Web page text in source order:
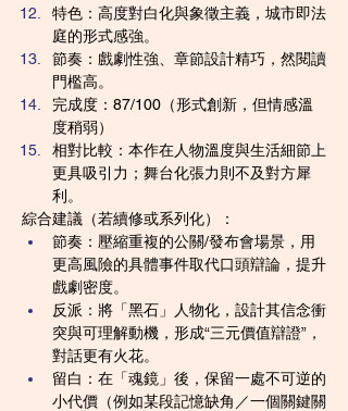
特色：高度對白化與象徵主義，城市即法
庭的形式感強。
節奏：戲劇性強、章節設計精巧，然閱讀
門檻高。
完成度：87/100（形式創新，但情感溫
度稍弱）
相對比較：本作在人物溫度與生活細節上
更具吸引力；舞台化張力則不及對方犀
利。
綜合建議（若續修或系列化）：
節奏：壓縮重複的公關/發布會場景，用
更高風險的具體事件取代口頭辯論，提升
戲劇密度。
反派：將「黑石」人物化，設計其信念衝
突與可理解動機，形成“三元價值辯證”，
對話更有火花。
留白：在「魂鏡」後，保留一處不可逆的
小代價（例如某段記憶缺角／一個關鍵關